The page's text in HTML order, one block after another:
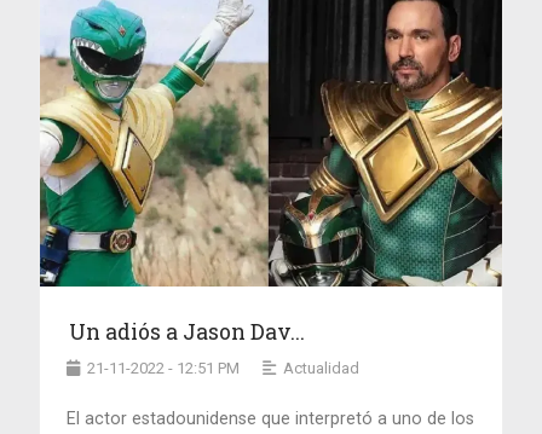
Un adiós a Jason Dav...
21-11-2022 - 12:51 PM Actualidad
El actor estadounidense que interpretó a uno de los